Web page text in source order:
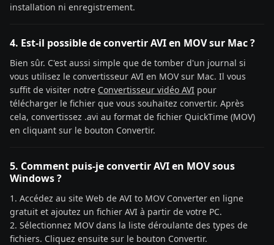
installation ni enregistrement.
4. Est-il possible de convertir AVI en MOV sur Mac ?
Bien sûr. C'est aussi simple que de tomber d'un journal si
vous utilisez le convertisseur AVI en MOV sur Mac. Il vous
suffit de visiter notre Convertisseur vidéo AVI pour
télécharger le fichier que vous souhaitez convertir. Après
cela, convertissez .avi au format de fichier QuickTime (MOV)
en cliquant sur le bouton Convertir.
5. Comment puis-je convertir AVI en MOV sous
Windows ?
1. Accédez au site Web de AVI to MOV Converter en ligne
gratuit et ajoutez un fichier AVI à partir de votre PC.
2. Sélectionnez MOV dans la liste déroulante des types de
fichiers. Cliquez ensuite sur le bouton Convertir.